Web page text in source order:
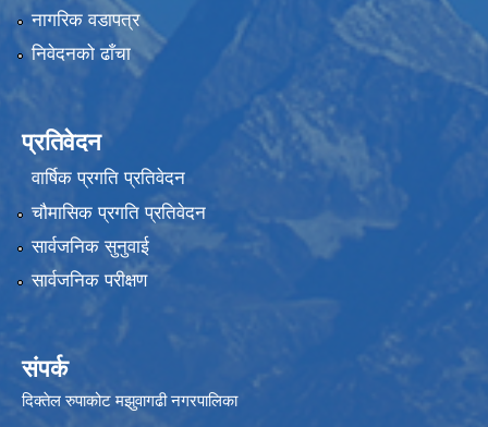
नागरिक वडापत्र
निवेदनको ढाँचा
प्रतिवेदन
वार्षिक प्रगति प्रतिवेदन
चौमासिक प्रगति प्रतिवेदन
सार्वजनिक सुनुवाई
सार्वजनिक परीक्षण
संपर्क
दिक्तेल रुपाकोट मझुवागढी नगरपालिका